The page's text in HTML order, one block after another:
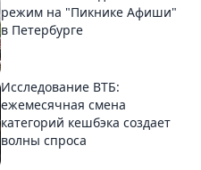
режим на "Пикнике Афиши"
в Петербурге
Исследование ВТБ:
ежемесячная смена
категорий кешбэка создает
волны спроса